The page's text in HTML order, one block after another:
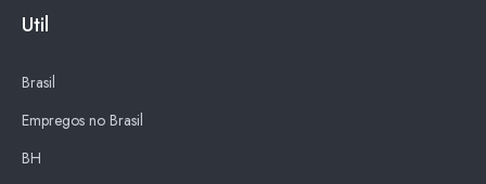
Util
Brasil
Empregos no Brasil
BH